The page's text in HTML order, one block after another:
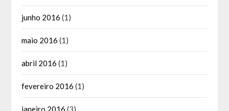
junho 2016 (1)
maio 2016 (1)
abril 2016 (1)
fevereiro 2016 (1)
janeiro 2016 (3)